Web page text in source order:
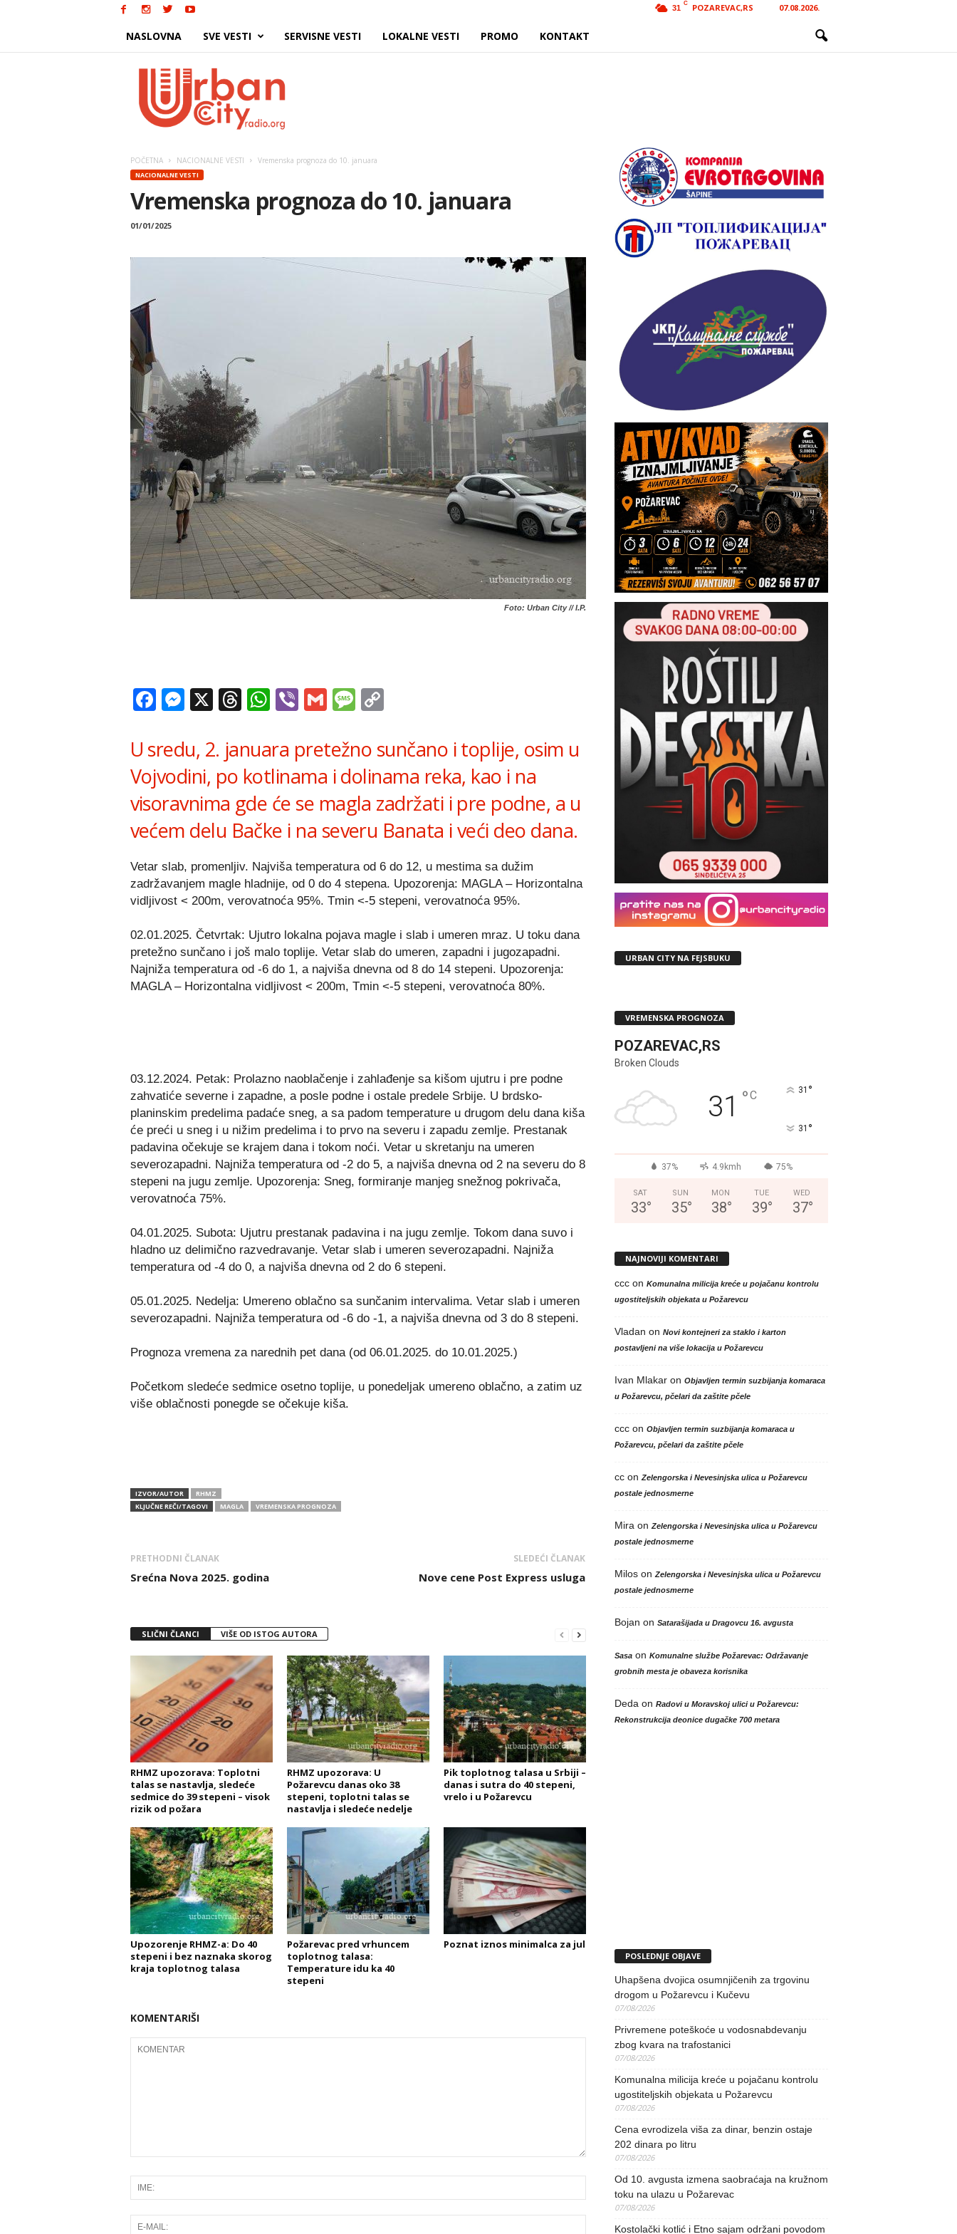
31
C POZAREVAC,RS 07.08.2026.
NASLOVNA SVE VESTI SERVISNE VESTI LOKALNE VESTI PROMO KONTAKT
POČETNA NACIONALNE VESTI Vremenska prognoza do 10. januara
NACIONALNE VESTI
Vremenska prognoza do 10. januara
01/01/2025
Foto: Urban City // I.P.
Facebook
Messenger
X Threads
WhatsApp
ViberGmailMessage
U sredu, 2. januara pretežno sunčano i toplije, osim u
Vojvodini, po kotlinama i dolinama reka, kao i na
visoravnima gde će se magla zadržati i pre podne, a u
većem delu Bačke i na severu Banata i veći deo dana.
Vetar slab, promenljiv. Najviša temperatura od 6 do 12, u mestima sa dužim
zadržavanjem magle hladnije, od 0 do 4 stepena. Upozorenja: MAGLA – Horizontalna
vidljivost < 200m, verovatnoća 95%. Tmin <-5 stepeni, verovatnoća 95%.
02.01.2025. Četvrtak: Ujutro lokalna pojava magle i slab i umeren mraz. U toku dana
pretežno sunčano i još malo toplije. Vetar slab do umeren, zapadni i jugozapadni.
Najniža temperatura od -6 do 1, a najviša dnevna od 8 do 14 stepeni. Upozorenja:
MAGLA – Horizontalna vidljivost < 200m, Tmin <-5 stepeni, verovatnoća 80%.
03.12.2024. Petak: Prolazno naoblačenje i zahlađenje sa kišom ujutru i pre podne
zahvatiće severne i zapadne, a posle podne i ostale predele Srbije. U brdsko-
planinskim predelima padaće sneg, a sa padom temperature u drugom delu dana kiša
će preći u sneg i u nižim predelima i to prvo na severu i zapadu zemlje. Prestanak
padavina očekuje se krajem dana i tokom noći. Vetar u skretanju na umeren
severozapadni. Najniža temperatura od -2 do 5, a najviša dnevna od 2 na severu do 8
stepeni na jugu zemlje. Upozorenja: Sneg, formiranje manjeg snežnog pokrivača,
verovatnoća 75%.
04.01.2025. Subota: Ujutru prestanak padavina i na jugu zemlje. Tokom dana suvo i
hladno uz delimično razvedravanje. Vetar slab i umeren severozapadni. Najniža
temperatura od -4 do 0, a najviša dnevna od 2 do 6 stepeni.
05.01.2025. Nedelja: Umereno oblačno sa sunčanim intervalima. Vetar slab i umeren
severozapadni. Najniža temperatura od -6 do -1, a najviša dnevna od 3 do 8 stepeni.
Prognoza vremena za narednih pet dana (od 06.01.2025. do 10.01.2025.)
Početkom sledeće sedmice osetno toplije, u ponedeljak umereno oblačno, a zatim uz
više oblačnosti ponegde se očekuje kiša.
IZVOR/AUTOR
RHMZ
KLJUČNE REČI/TAGOVI
MAGLA VREMENSKA PROGNOZA
PRETHODNI ČLANAK
Srećna Nova 2025. godina
SLEDEĆI ČLANAK
Nove cene Post Express usluga
SLIČNI ČLANCI VIŠE OD ISTOG AUTORA
RHMZ upozorava: Toplotni
talas se nastavlja, sledeće
sedmice do 39 stepeni – visok
rizik od požara
RHMZ upozorava: U
Požarevcu danas oko 38
stepeni, toplotni talas se
nastavlja i sledeće nedelje
Pik toplotnog talasa u Srbiji –
danas i sutra do 40 stepeni,
vrelo i u Požarevcu
Upozorenje RHMZ-a: Do 40
stepeni i bez naznaka skorog
kraja toplotnog talasa
Požarevac pred vrhuncem
toplotnog talasa:
Temperature idu ka 40
stepeni
Poznat iznos minimalca za jul
KOMENTARIŠI
URBAN CITY NA FEJSBUKU
VREMENSKA PROGNOZA
POZAREVAC,RS
Broken Clouds
31 °C 31 °
31 °
37% 4.9kmh 75%
SAT
33°
SUN
35°
MON
38°
TUE
39°
WED
37°
NAJNOVIJI KOMENTARI
cccon Komunalna milicija kreće u pojačanu kontrolu
ugostiteljskih objekata u Požarevcu
Vladan on Novi kontejneri za staklo i karton
postavljeni na više lokacija u Požarevcu
Ivan Mlakaron Objavljen termin suzbijanja komaraca
u Požarevcu, pčelari da zaštite pčele
cccon Objavljen termin suzbijanja komaraca u
Požarevcu, pčelari da zaštite pčele
ccon Zelengorska i Nevesinjska ulica u Požarevcu
postale jednosmerne
Mira on Zelengorska i Nevesinjska ulica u Požarevcu
postale jednosmerne
Miloson Zelengorska i Nevesinjska ulica u Požarevcu
postale jednosmerne
Bojan on Satarašijada u Dragovcu 16. avgusta
Sasaon Komunalne službe Požarevac: Održavanje
grobnih mesta je obaveza korisnika
Deda on Radovi u Moravskoj ulici u Požarevcu:
Rekonstrukcija deonice dugačke 700 metara
POSLEDNJE OBJAVE
Uhapšena dvojica osumnjičenih za trgovinu
drogom u Požarevcu i Kučevu
07/08/2026
Privremene poteškoće u vodosnabdevanju
zbog kvara na trafostanici
07/08/2026
Komunalna milicija kreće u pojačanu kontrolu
ugostiteljskih objekata u Požarevcu
07/08/2026
Cena evrodizela viša za dinar, benzin ostaje
202 dinara po litru
07/08/2026
Od 10. avgusta izmena saobraćaja na kružnom
toku na ulazu u Požarevac
07/08/2026
Kostolački kotlić i Etno sajam održani povodom